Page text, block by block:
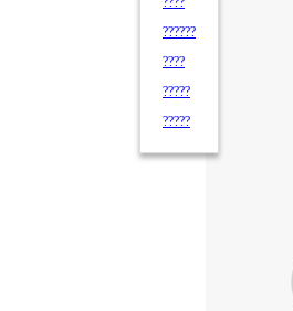
??????
????
?????
?????